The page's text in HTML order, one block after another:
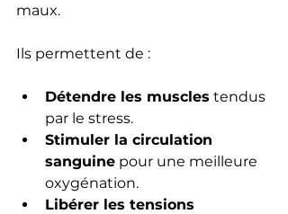
maux.
Ils permettent de :
Détendre les muscles tendus
par le stress.
Stimuler la circulation
sanguine pour une meilleure
oxygénation.
Libérer les tensions